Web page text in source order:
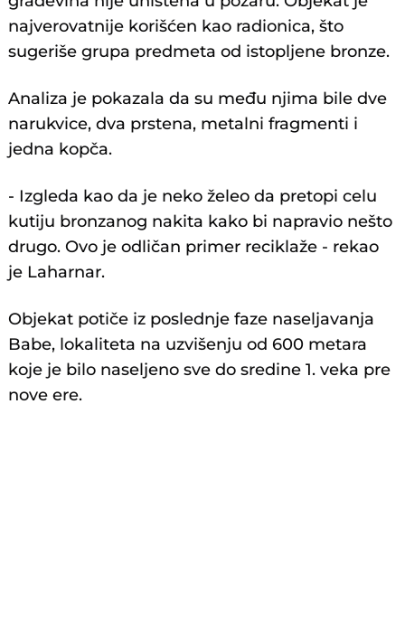
najverovatnije korišćen kao radionica, što
sugeriše grupa predmeta od istopljene bronze.
Analiza je pokazala da su među njima bile dve
narukvice, dva prstena, metalni fragmenti i
jedna kopča.
- Izgleda kao da je neko želeo da pretopi celu
kutiju bronzanog nakita kako bi napravio nešto
drugo. Ovo je odličan primer reciklaže - rekao
je Laharnar.
Objekat potiče iz poslednje faze naseljavanja
Babe, lokaliteta na uzvišenju od 600 metara
koje je bilo naseljeno sve do sredine 1. veka pre
nove ere.